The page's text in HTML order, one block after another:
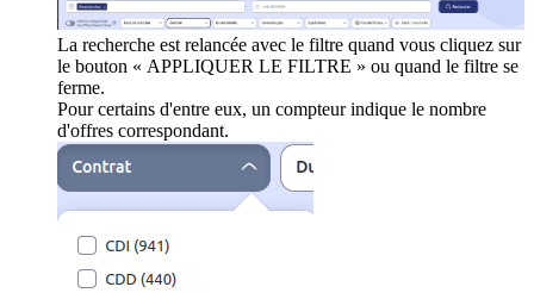
La recherche est relancée avec le filtre quand vous cliquez sur
le bouton « APPLIQUER LE FILTRE » ou quand le filtre se
ferme.
Pour certains d'entre eux, un compteur indique le nombre
d'offres correspondant.